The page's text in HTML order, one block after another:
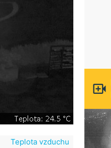
Teplota vzduchu
